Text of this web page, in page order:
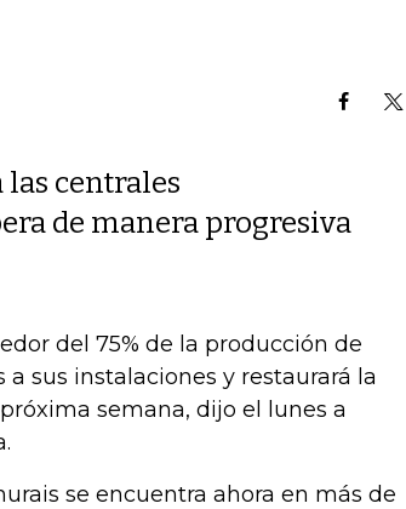
las centrales
de manera progresiva
del 75% de la producción de
sus instalaciones y restaurará la
semana, dijo el lunes a
se encuentra ahora en más de